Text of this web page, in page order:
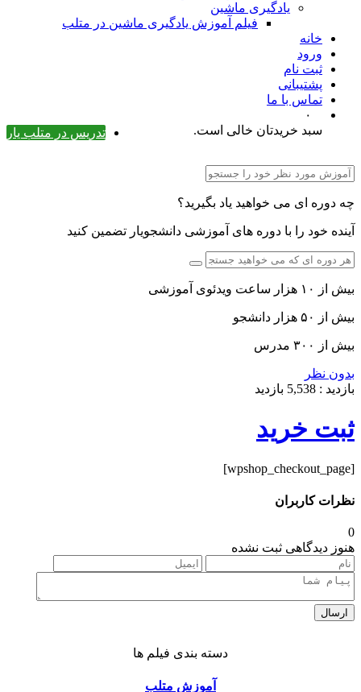
یادگیری ماشین
فیلم آموزش یادگیری ماشین در متلب
خانه
ورود
ثبت نام
پشتیبانی
تماس با ما
۰
تدریس در متلب یار
سبد خریدتان خالی است.
چه دوره ای می خواهید یاد بگیرید؟
آینده خود را با دوره های آموزشی دانشجویار تضمین کنید
بیش از ۱۰ هزار ساعت ویدئوی آموزشی
بیش از ۵۰ هزار دانشجو
بیش از ۳۰۰ مدرس
بدون نظر
بازدید : 5,538 بازدید
ثبت خرید
[wpshop_checkout_page]
نظرات کاربران
0
هنوز دیدگاهی ثبت نشده
ارسال
دسته بندی فیلم ها
آموزش متلب